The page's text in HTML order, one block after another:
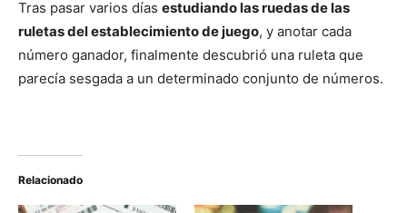
Tras pasar varios días estudiando las ruedas de las
ruletas del establecimiento de juego, y anotar cada
número ganador, finalmente descubrió una ruleta que
parecía sesgada a un determinado conjunto de números.
Relacionado